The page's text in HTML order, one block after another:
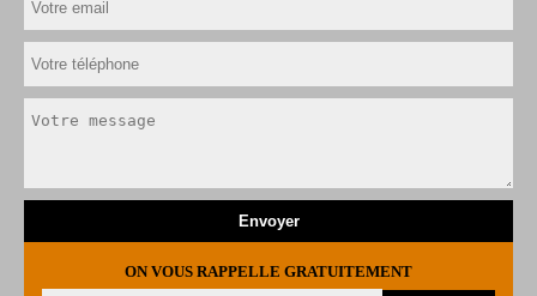
ON VOUS RAPPELLE GRATUITEMENT